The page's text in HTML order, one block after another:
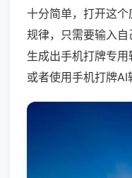
十分简单，打开这
规律，只需要输入
生成出手机打牌专
或者使用手机打牌AI